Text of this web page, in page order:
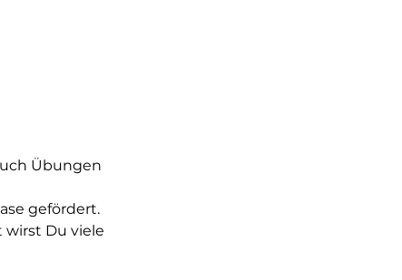
Übungen
gefördert.
wirst Du viele